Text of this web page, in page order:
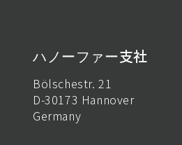
ハノーファー支社
Bölschestr. 21
D-30173 Hannover
Germany